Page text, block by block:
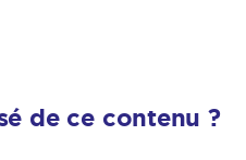
de ce contenu ?